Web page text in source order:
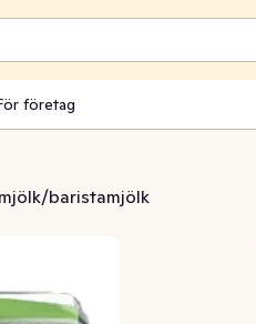
företag
baristamjölk